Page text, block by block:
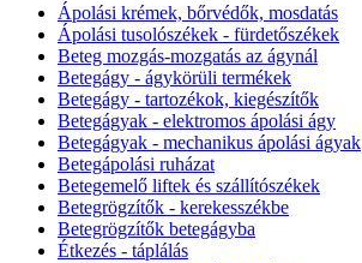
Ápolási krémek, bőrvédők, mosdatás
Ápolási tusolószékek - fürdetőszékek
Beteg mozgás-mozgatás az ágynál
Betegágy - ágykörüli termékek
Betegágy - tartozékok, kiegészítők
Betegágyak - elektromos ápolási ágy
Betegágyak - mechanikus ápolási ágyak
Betegápolási ruházat
Betegemelő liftek és szállítószékek
Betegrögzítők - kerekesszékbe
Betegrögzítők betegágyba
Étkezés - táplálás